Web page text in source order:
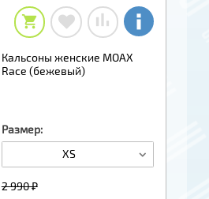
Кальсоны женские MOAX
Race (бежевый)
Размер:
XS
2 990 ₽